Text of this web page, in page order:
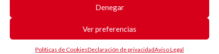
Denegar
Ver preferencias
Políticas de CookiesDeclaración de privacidadAviso Legal
© Copyright Duchenne Parent Project España